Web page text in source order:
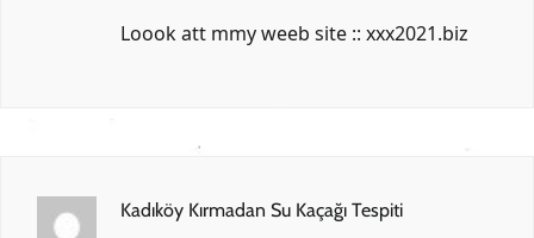
Loook att mmy weeb site :: xxx2021.biz
Kadıköy Kırmadan Su Kaçağı Tespiti